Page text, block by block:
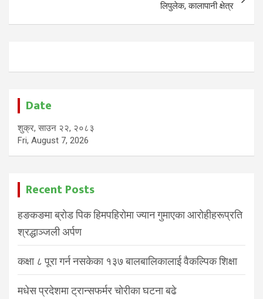
लिपुलेक, कालापानी क्षेत्र
Date
शुक्र, साउन २२, २०८३
Fri, August 7, 2026
Recent Posts
हङकङमा ब्रोड पिक हिमपहिरोमा ज्यान गुमाएका आरोहीहरूप्रति
श्रद्धाञ्जली अर्पण
कक्षा ८ पूरा गर्न नसकेका १३७ बालबालिकालाई वैकल्पिक शिक्षा
मधेस प्रदेशमा ट्रान्सफर्मर चोरीका घटना बढे